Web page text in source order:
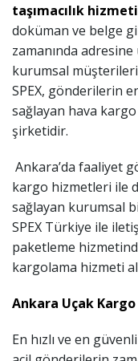
taşımacılık hizmeti
doküman ve belge
zamanında
kurumsal
SPEX, gönderilerin
sağlayan hava
şirketidir.
Ankara’da faaliyet
kargo hizmetleri ile
sağlayan kurumsal
SPEX Türkiye ile
paketleme
kargolama hizmeti
Ankara Uçak Kargo
En hızlı ve en